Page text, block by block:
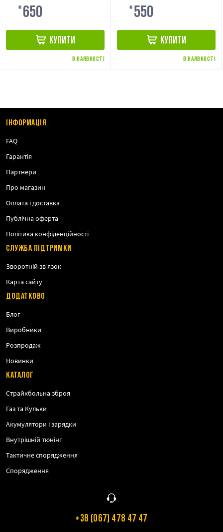
₴ 650
КУПИТИ
В НАЯВНОСТІ
₴ 550
КУПИТИ
В НАЯВНОСТІ
ІНФОРМАЦІЯ
FAQ
Гарантія
Партнери
Про магазин
Оплата і доставка
Публічна оферта
Політика конфіденційності
СЛУЖБА ПІДТРИМКИ
Зворотній зв’язок
Карта сайту
ДОДАТКОВО
Блог
Виробники
Розпродаж
Новинки
КАТАЛОГ
Страйкбольна зброя
Газ та Кульки
Акумулятори і зарядки
Внутрішній тюнінг
Тактичне спорядження
Спорядження
+38 (067) 478 47 47